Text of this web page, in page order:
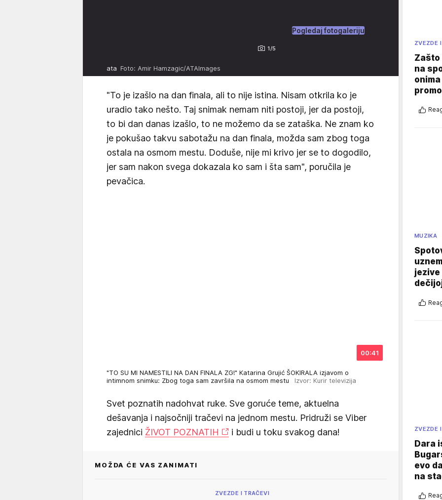
1/5
Pogledaj fotogaleriju
ata Foto: Amir Hamzagic/ATAImages
"To je izašlo na dan finala, ali to nije istina. Nisam otkrila ko je
uradio tako nešto. Taj snimak nemam niti postoji, jer da postoji,
to bi dan danas izašlo, to ne možemo da se zataška. Ne znam ko
je pokušao takvu sabotažu na dan finala, možda sam zbog toga
ostala na osmom mestu. Doduše, nije mi krivo jer se to dogodilo,
jer sam nakon svega dokazala ko sam i šta sam", poručila je
pevačica.
00:41
"TO SU MI NAMESTILI NA DAN FINALA ZG!" Katarina Grujić ŠOKIRALA izjavom o
intimnom snimku: Zbog toga sam završila na osmom mestu Izvor: Kurir televizija
Svet poznatih nadohvat ruke. Sve goruće teme, aktuelna
dešavanja i najsočniji tračevi na jednom mestu. Pridruži se Viber
zajednici ŽIVOT POZNATIH i budi u toku svakog dana!
MOŽDA ĆE VAS ZANIMATI
ZVEZDE I TRAČEVI
ZVEZDE
Zašto
na
MUZIKA
jezive
ZVEZDE
Dara
evo
na